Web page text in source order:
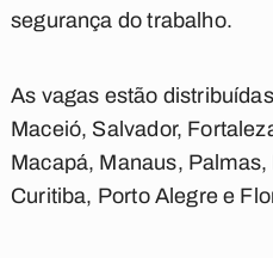
segurança do trabalho.
As vagas estão
Maceió, Salvador,
Macapá, Manaus,
Curitiba, Porto Alegre e